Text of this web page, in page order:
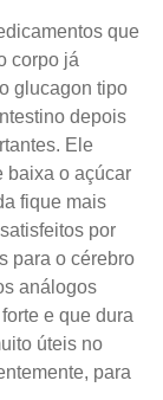
que
corpo já
glucagon tipo
depois
Ele
baixa o açúcar
fique mais
por
para o cérebro
análogos
e que dura
úteis no
para